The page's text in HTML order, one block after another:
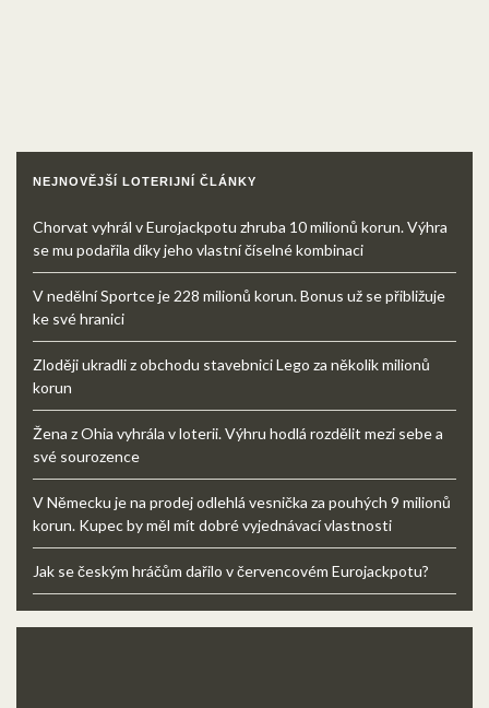
NEJNOVĚJŠÍ LOTERIJNÍ ČLÁNKY
Chorvat vyhrál v Eurojackpotu zhruba 10 milionů korun. Výhra
se mu podařila díky jeho vlastní číselné kombinaci
V nedělní Sportce je 228 milionů korun. Bonus už se přibližuje
ke své hranici
Zloději ukradli z obchodu stavebnici Lego za několik milionů
korun
Žena z Ohia vyhrála v loterii. Výhru hodlá rozdělit mezi sebe a
své sourozence
V Německu je na prodej odlehlá vesnička za pouhých 9 milionů
korun. Kupec by měl mít dobré vyjednávací vlastnosti
Jak se českým hráčům dařilo v červencovém Eurojackpotu?